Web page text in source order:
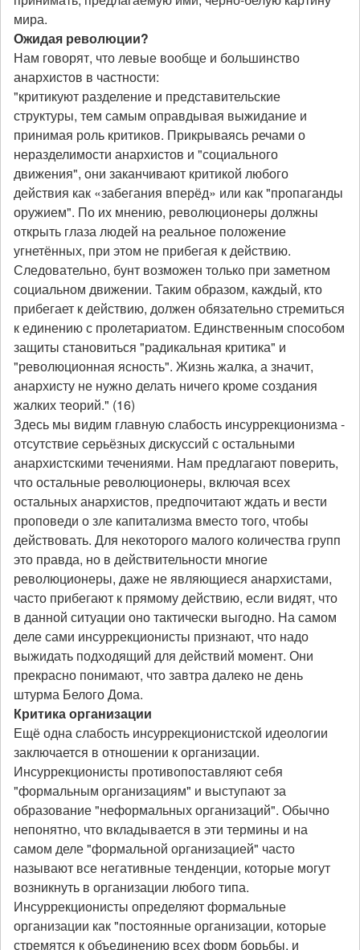
мира.
Ожидая революции?
Нам говорят, что левые вообще и большинство
анархистов в частности:
"критикуют разделение и представительские
структуры, тем самым оправдывая выжидание и
принимая роль критиков. Прикрываясь речами о
неразделимости анархистов и "социального
движения", они заканчивают критикой любого
действия как «забегания вперёд» или как "пропаганды
оружием". По их мнению, революционеры должны
открыть глаза людей на реальное положение
угнетённых, при этом не прибегая к действию.
Следовательно, бунт возможен только при заметном
социальном движении. Таким образом, каждый, кто
прибегает к действию, должен обязательно стремиться
к единению с пролетариатом. Единственным способом
защиты становиться "радикальная критика" и
"революционная ясность". Жизнь жалка, а значит,
анархисту не нужно делать ничего кроме создания
жалких теорий." (16)
Здесь мы видим главную слабость инсуррекционизма -
отсутствие серьёзных дискуссий с остальными
анархистскими течениями. Нам предлагают поверить,
что остальные революционеры, включая всех
остальных анархистов, предпочитают ждать и вести
проповеди о зле капитализма вместо того, чтобы
действовать. Для некоторого малого количества групп
это правда, но в действительности многие
революционеры, даже не являющиеся анархистами,
часто прибегают к прямому действию, если видят, что
в данной ситуации оно тактически выгодно. На самом
деле сами инсуррекционисты признают, что надо
выжидать подходящий для действий момент. Они
прекрасно понимают, что завтра далеко не день
штурма Белого Дома.
Критика организации
Ещё одна слабость инсуррекционистской идеологии
заключается в отношении к организации.
Инсуррекционисты противопоставляют себя
"формальным организациям" и выступают за
образование "неформальных организаций". Обычно
непонятно, что вкладывается в эти термины и на
самом деле "формальной организацией" часто
называют все негативные тенденции, которые могут
возникнуть в организации любого типа.
Инсуррекционисты определяют формальные
организации как "постоянные организации, которые
стремятся к объединению всех форм борьбы, и